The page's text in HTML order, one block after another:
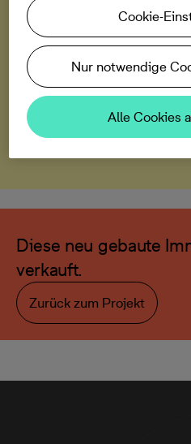
Service
Erleben Sie
virtuellen
Rundgang ansehen
Diese neu gebaute
verkauft.
Zurück zum Projekt
Cookie-
Nur notwendige
Alle Cookies